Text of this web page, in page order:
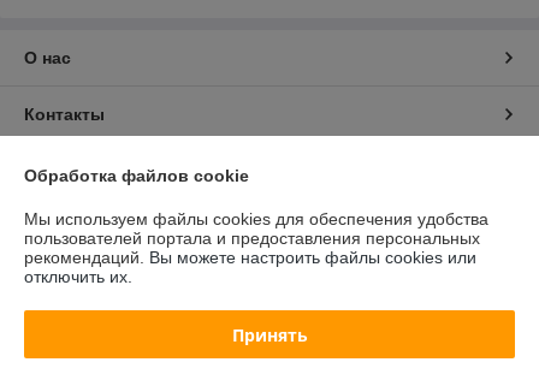
О нас
Контакты
Доставка и оплата
График работы
Полная версия сайта
Политика обработки cookies
Обработка файлов cookie
Мы используем файлы cookies для обеспечения удобства
пользователей портала и предоставления персональных
рекомендаций. Вы можете настроить файлы cookies или
отключить их.
Принять